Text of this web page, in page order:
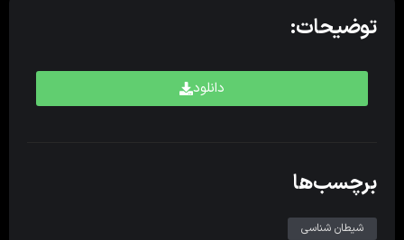
توضیحات:
دانلود
برچسب‌ها
شیطان شناسی